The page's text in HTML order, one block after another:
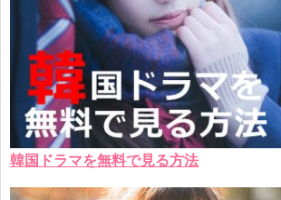
韓国ドラマを無料で見る方法